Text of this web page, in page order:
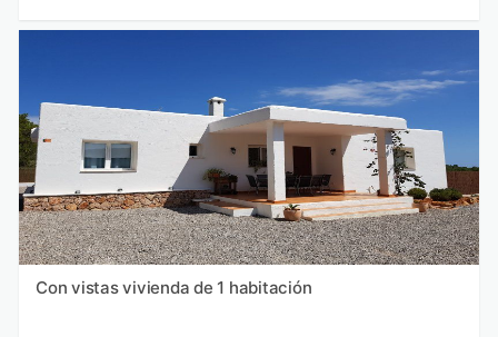
Con vistas vivienda de 1 habitación